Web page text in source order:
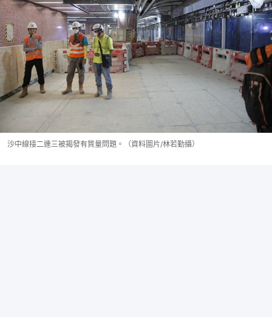
沙中線接二連三被揭發有質量問題。（資料圖片/林若勤攝）